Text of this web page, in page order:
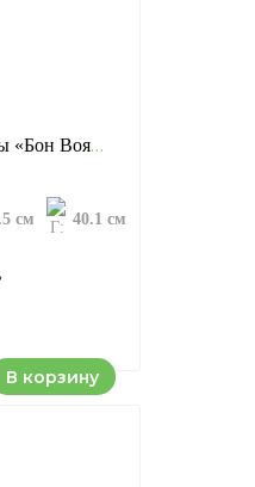
Шкаф для посуды «Бон Вояж 233» (ФА), цвет: антик + колониал (сосна)
см 40.1 см
В корзину